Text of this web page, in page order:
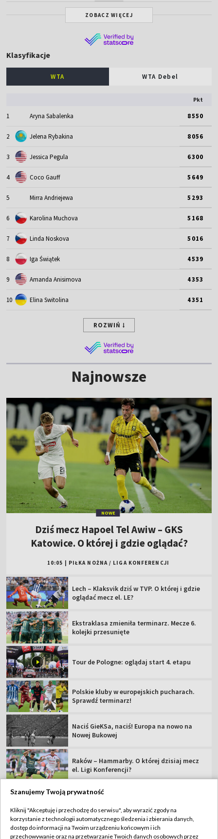
ZOBACZ WIĘCEJ
Klasyfikacje
WTA WTA Debel
Pkt
1 Aryna Sabalenka 8550
2 Jelena Rybakina 8056
3 Jessica Pegula 6300
4 Coco Gauff 5649
5 Mirra Andriejewa 5293
6 Karolina Muchova 5168
7 Linda Noskova 5016
8 Iga Świątek 4539
9 Amanda Anisimova 4353
10 Elina Switolina 4351
ROZWIŃ
Najnowsze
NOWE
Dziś mecz Hapoel Tel Awiw – GKS
Katowice. O której i gdzie oglądać?
10:05 PIŁKA NOŻNA / LIGA KONFERENCJI
Lech – Klaksvik dziś w TVP. O której i gdzie
oglądać mecz el. LE?
Ekstraklasa zmieniła terminarz. Mecze 6.
kolejki przesunięte
Tour de Pologne: oglądaj start 4. etapu
Polskie kluby w europejskich pucharach.
Sprawdź terminarz!
Naciś GieKSa, naciś! Europa na nowo na
Nowej Bukowej
Raków – Hammarby. O której dzisiaj mecz
el. Ligi Konferencji?
TVP
Abonament TVP
Regulamin TVP
Szanujemy Twoją prywatność
Kliknij "Akceptuję i przechodzę do serwisu", aby wyrazić zgody na
korzystanie z technologii automatycznego śledzenia i zbierania danych,
dostęp do informacji na Twoim urządzeniu końcowym i ich
przechowywanie oraz na przetwarzanie Twoich danych osobowych przez